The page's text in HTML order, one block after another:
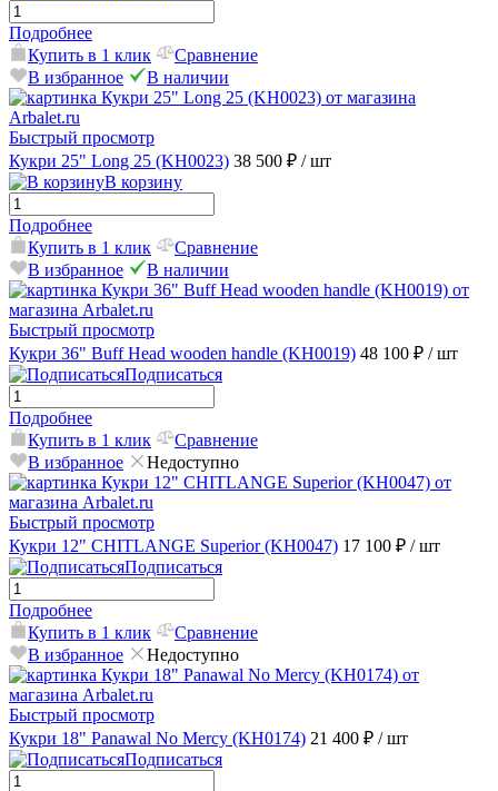
Подробнее
Купить в 1 клик
Сравнение
В избранное
В наличии
Быстрый просмотр
Кукри 25" Long 25 (KH0023) 38 500 ₽ / шт
В корзину
Подробнее
Купить в 1 клик
Сравнение
В избранное
В наличии
Быстрый просмотр
Кукри 36" Buff Head wooden handle (KH0019) 48 100 ₽ / шт
Подписаться
Подробнее
Купить в 1 клик
Сравнение
В избранное
Недоступно
Быстрый просмотр
Кукри 12" CHITLANGE Superior (KH0047) 17 100 ₽ / шт
Подписаться
Подробнее
Купить в 1 клик
Сравнение
В избранное
Недоступно
Быстрый просмотр
Кукри 18" Panawal No Mercy (KH0174) 21 400 ₽ / шт
Подписаться